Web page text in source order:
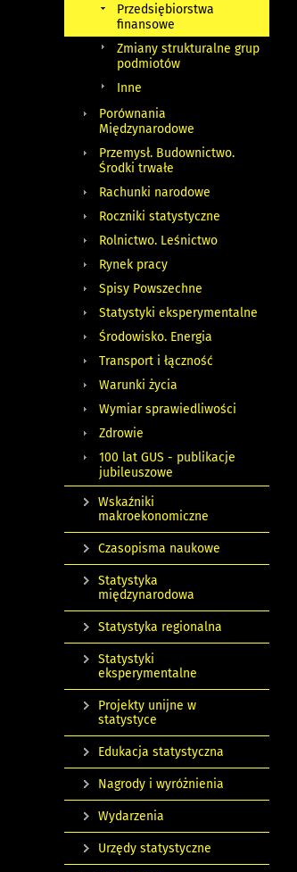
Przedsiębiorstwa
finansowe
Zmiany strukturalne grup
podmiotów
Inne
Porównania
Międzynarodowe
Przemysł. Budownictwo.
Środki trwałe
Rachunki narodowe
Roczniki statystyczne
Rolnictwo. Leśnictwo
Rynek pracy
Spisy Powszechne
Statystyki eksperymentalne
Środowisko. Energia
Transport i łączność
Warunki życia
Wymiar sprawiedliwości
Zdrowie
100 lat GUS - publikacje
jubileuszowe
Wskaźniki
makroekonomiczne
Czasopisma naukowe
Statystyka
międzynarodowa
Statystyka regionalna
Statystyki
eksperymentalne
Projekty unijne w
statystyce
Edukacja statystyczna
Nagrody i wyróżnienia
Wydarzenia
Urzędy statystyczne